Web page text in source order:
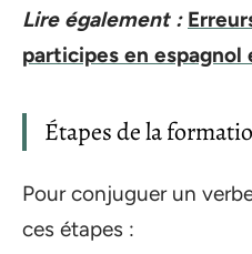
Lire également :
participes en
Étapes de la
Pour conjuguer un
ces étapes :